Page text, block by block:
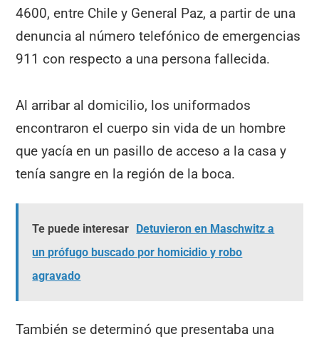
4600, entre Chile y General Paz, a partir de una
denuncia al número telefónico de emergencias
911 con respecto a una persona fallecida.
Al arribar al domicilio, los uniformados
encontraron el cuerpo sin vida de un hombre
que yacía en un pasillo de acceso a la casa y
tenía sangre en la región de la boca.
Te puede interesar Detuvieron en Maschwitz a
un prófugo buscado por homicidio y robo
agravado
También se determinó que presentaba una